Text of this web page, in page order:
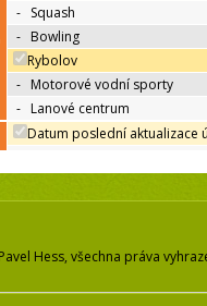
- Squash
- Bowling
Rybolov
- Motorové vodní sporty
- Lanové centrum
Datum poslední aktualizace
Hess, všechna práva